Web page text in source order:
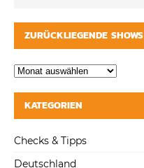
ZURÜCKLIEGENDE SHOWS
KATEGORIEN
Checks & Tipps
Deutschland